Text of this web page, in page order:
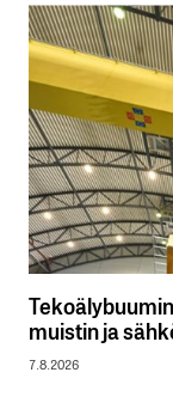
muistin ja
7.8.2026